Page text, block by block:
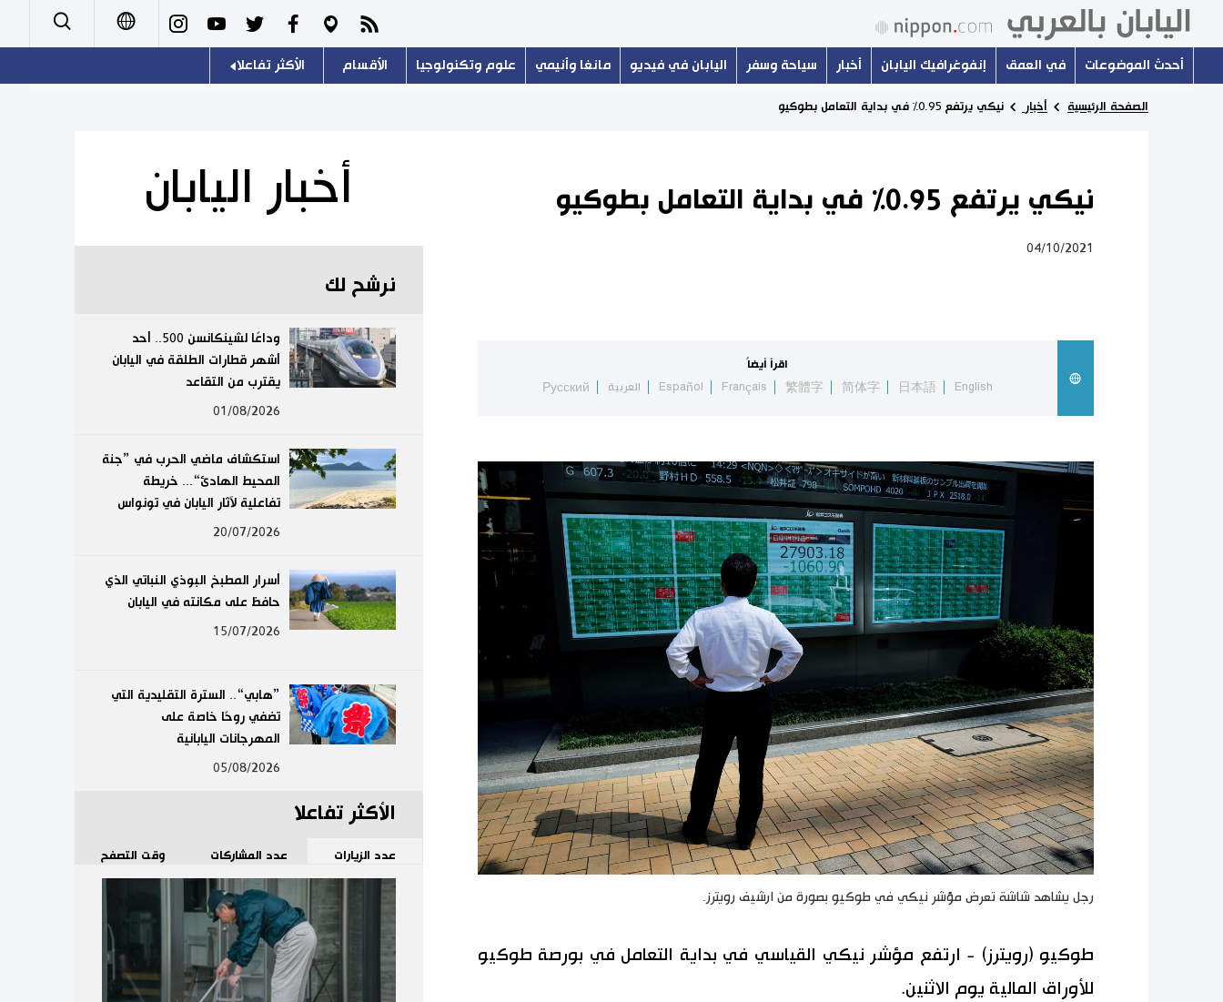
أحدث الموضوعات في العمق إنفوغرافيك اليابان أخبار سياحة وسفر اليابان في فيديو مانغا وأنيمي علوم وتكنولوجيا الأقسام
تجارب وآراء
سياسة
اقتصاد
مجتمع
ثقافة
طوكيو
الأكثر تفاعلا
هو وهي
المطبخ الياباني
الصفحة الرئيسية أخبار نيكي يرتفع 0.95% في بداية التعامل بطوكيو
نيكي يرتفع 0.95% في بداية التعامل بطوكيو
04/10/2021
اقرأ أيضاً
English
日本語
简体字
繁體字
Français
Español العربية Русский
رجل يشاهد شاشة تعرض مؤشر نيكي في طوكيو بصورة من ارشيف رويترز.
طوكيو (رويترز) - ارتفع مؤشر نيكي القياسي في بداية التعامل في بورصة طوكيو
للأوراق المالية يوم الاثنين.
أخبار اليابان
نرشح لك
وداعًا لشينكانسن 500.. أحد
أشهر قطارات الطلقة في اليابان
يقترب من التقاعد
01/08/2026
استكشاف ماضي الحرب في ”جنة
المحيط الهادئ“... خريطة
تفاعلية لآثار اليابان في تونواس
20/07/2026
أسرار المطبخ البوذي النباتي الذي
حافظ على مكانته في اليابان
15/07/2026
”هابي“.. السترة التقليدية التي
تضفي روحًا خاصة على
المهرجانات اليابانية
05/08/2026
الأكثر تفاعلا
عدد الزيارات عدد المشاركات وقت التصفح